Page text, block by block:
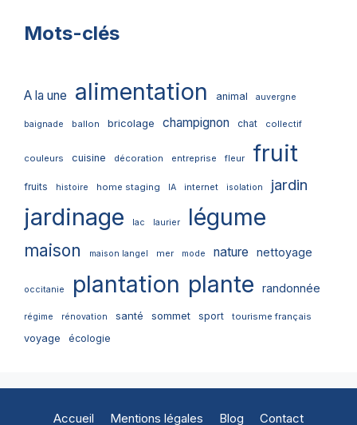
Mots-clés
A la une alimentation animal auvergne
baignade ballon bricolage champignon chat collectif
couleurs cuisine décoration entreprise fleur fruit
fruits histoire home staging IA internet isolation jardin
jardinage lac laurier légume
maison maison langel mer mode nature nettoyage
occitanie plantation plante randonnée
régime rénovation santé sommet sport tourisme français
voyage écologie
Accueil Mentions légales Blog Contact